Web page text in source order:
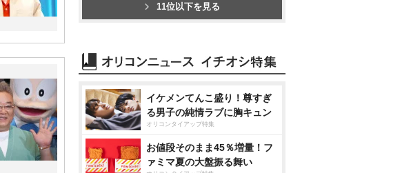
11位以下を見る
イケメンてんこ盛り！尊すぎ
る男子の純情ラブに胸キュン
オリコンタイアップ特集
お値段そのまま45％増量！フ
ァミマ夏の大盤振る舞い